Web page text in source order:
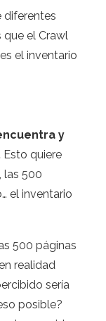
diferentes
que el Crawl
el inventario
y
Esto quiere
las 500
el inventario
500 páginas
realidad
sería
posible?